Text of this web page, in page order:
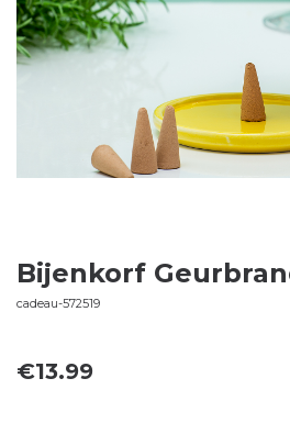
Bijenkorf
cadeau-572519
€13.99